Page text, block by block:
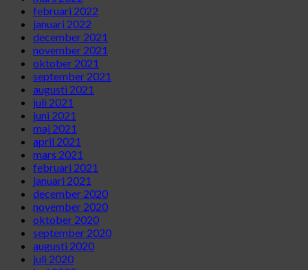
februari 2022
januari 2022
december 2021
november 2021
oktober 2021
september 2021
augusti 2021
juli 2021
juni 2021
maj 2021
april 2021
mars 2021
februari 2021
januari 2021
december 2020
november 2020
oktober 2020
september 2020
augusti 2020
juli 2020